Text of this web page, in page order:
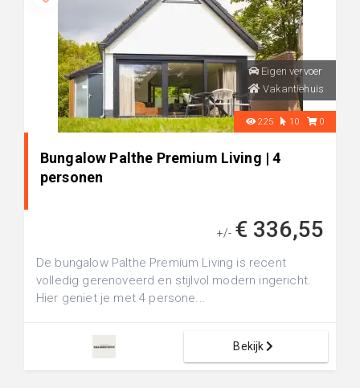
Eigen vervoer
Vakantiehuis
225 10 0
Bungalow Palthe Premium Living | 4
personen
+/- € 336,55
De bungalow Palthe Premium Living is recent
volledig gerenoveerd en stijlvol modern ingericht.
Hier geniet je met 4 persone...
Bekijk